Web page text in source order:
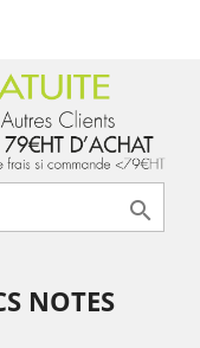

NOTES